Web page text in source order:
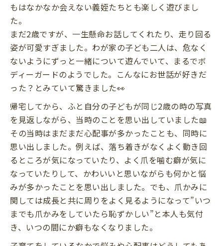
もはなかなか会えない義姪たちとも楽しく遊びまし
た。
まだ2歳ですが、一生懸命お話してくれたり、走り回る
姿が可愛すぎました。わが家の子ども二人は、危なく
ないようにずっと一緒について遊んでいて、まるでボ
ディーガードのようでした。こんなにお世話が好きだ
った？とみていて驚きました👀
帰宅してから、ふと自分の子どもが同じ2歳の時の写真
を見返しながら、当時のことを思い出していました📖
その当時はまだまだ心配事が多かったことも、同時に
思い出しました。例えば、落ち着きがなくよく動き回
るところが気になっていたり、よく爪を噛む癖が気に
なっていたりして、かわいいと思いながらも何かと悩
みが多かったことを思い出しました。でも、爪かみに
関しては成長と共に周りをよく見るようになって”いつ
までも爪かみをしていたら恥ずかしい”と本人も気付
き、いつの間にか癖もなくなりました。